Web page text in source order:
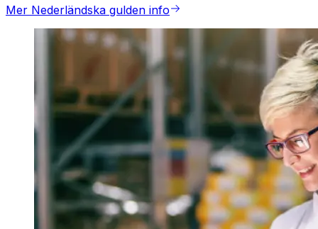
Mer Nederländska gulden info